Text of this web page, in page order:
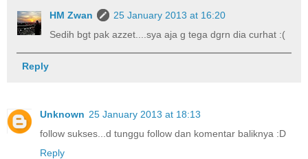
HM Zwan
25 January 2013 at 16:20
Sedih bgt pak azzet....sya aja g tega dgrn dia curhat :(
Reply
Unknown 25 January 2013 at 18:13
follow sukses...d tunggu follow dan komentar baliknya :D
Reply